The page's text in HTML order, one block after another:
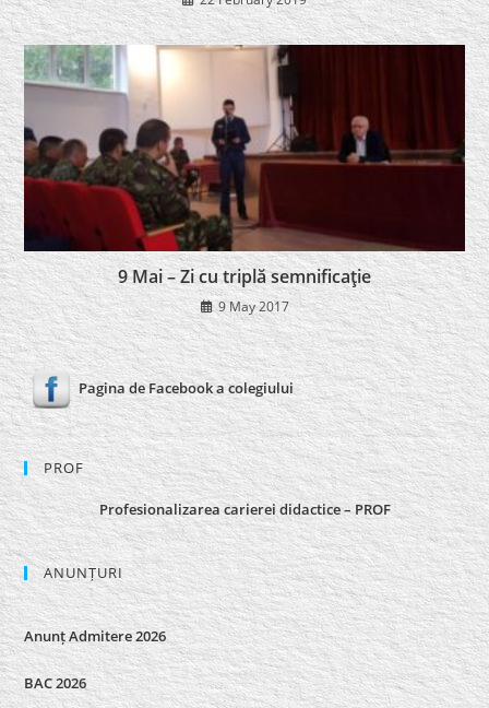
9 Mai – Zi cu triplă semnificaţie
9 May 2017
Pagina de Facebook a colegiului
PROF
Profesionalizarea carierei didactice – PROF
ANUNȚURI
Anunț Admitere 2026
BAC 2026